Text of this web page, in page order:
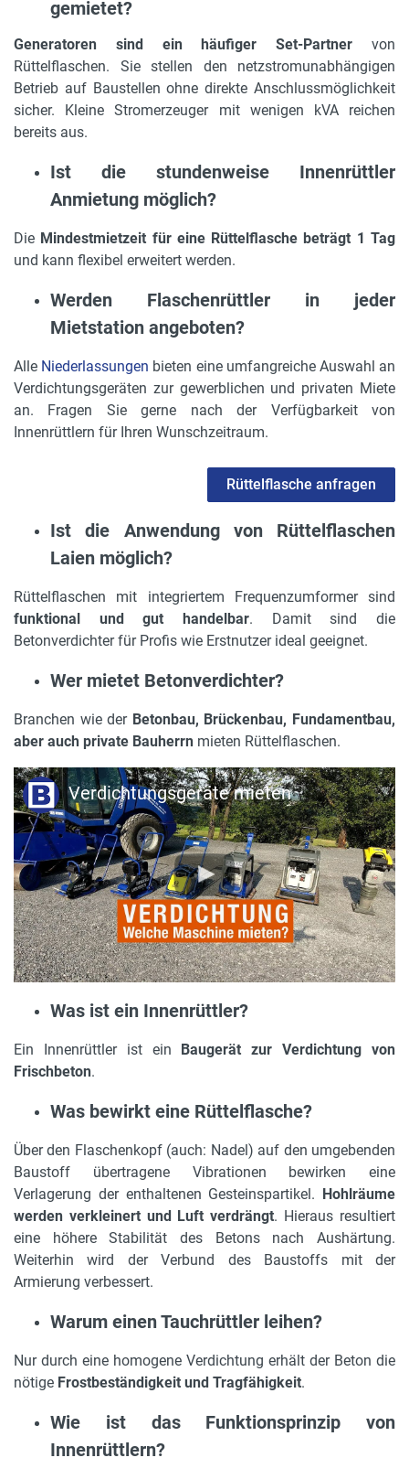
gemietet?
Generatoren sind ein häufiger Set-Partner von
Rüttelflaschen. Sie stellen den netzstromunabhängigen
Betrieb auf Baustellen ohne direkte Anschlussmöglichkeit
sicher. Kleine Stromerzeuger mit wenigen kVA reichen
bereits aus.
Ist die stundenweise Innenrüttler
Anmietung möglich?
Die Mindestmietzeit für eine Rüttelflasche beträgt 1 Tag
und kann flexibel erweitert werden.
Werden Flaschenrüttler in jeder
Mietstation angeboten?
Alle Niederlassungen bieten eine umfangreiche Auswahl an
Verdichtungsgeräten zur gewerblichen und privaten Miete
an. Fragen Sie gerne nach der Verfügbarkeit von
Innenrüttlern für Ihren Wunschzeitraum.
Rüttelflasche anfragen
Ist die Anwendung von Rüttelflaschen
Laien möglich?
Rüttelflaschen mit integriertem Frequenzumformer sind
funktional und gut handelbar. Damit sind die
Betonverdichter für Profis wie Erstnutzer ideal geeignet.
Wer mietet Betonverdichter?
Branchen wie der Betonbau, Brückenbau, Fundamentbau,
aber auch private Bauherrn mieten Rüttelflaschen.
Verdichtungsgeräte mieten
Was ist ein Innenrüttler?
Ein Innenrüttler ist ein Baugerät zur Verdichtung von
Frischbeton.
Was bewirkt eine Rüttelflasche?
Über den Flaschenkopf (auch: Nadel) auf den umgebenden
Baustoff übertragene Vibrationen bewirken eine
Verlagerung der enthaltenen Gesteinspartikel. Hohlräume
werden verkleinert und Luft verdrängt. Hieraus resultiert
eine höhere Stabilität des Betons nach Aushärtung.
Weiterhin wird der Verbund des Baustoffs mit der
Armierung verbessert.
Warum einen Tauchrüttler leihen?
Nur durch eine homogene Verdichtung erhält der Beton die
nötige Frostbeständigkeit und Tragfähigkeit.
Wie ist das Funktionsprinzip von
Innenrüttlern?